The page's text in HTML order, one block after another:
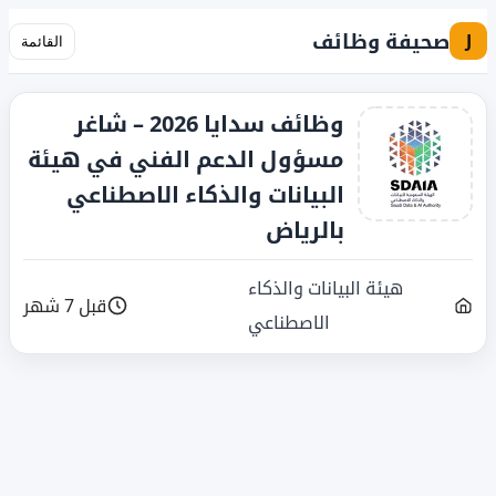
J صحيفة وظائف القائمة
وظائف سدايا 2026 – شاغر
مسؤول الدعم الفني في هيئة
البيانات والذكاء الاصطناعي
بالرياض
هيئة البيانات والذكاء
الاصطناعي
قبل 7 شهر